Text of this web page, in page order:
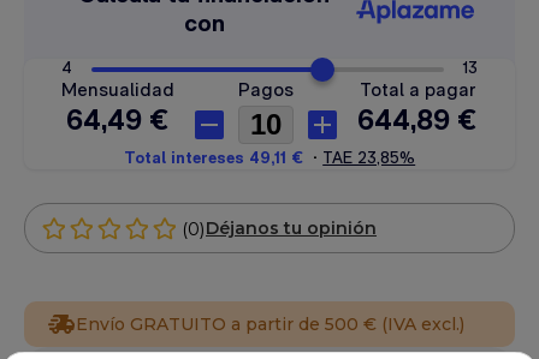
(0)Déjanos tu opinión
Envío GRATUITO a partir de 500 € (IVA excl.)